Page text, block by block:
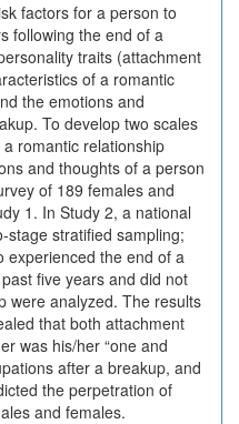
factors for a person to
following the end of a
traits (attachment
of a romantic
the emotions and
To develop two scales
romantic relationship
and thoughts of a person
of 189 females and
1. In Study 2, a national
stage stratified sampling;
experienced the end of a
five years and did not
were analyzed. The results
that both attachment
was his/her “one and
after a breakup, and
the perpetration of
and females.